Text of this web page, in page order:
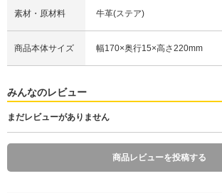
素材・原材料 牛革(ステア)
商品本体サイズ 幅170×奥行15×高さ220mm
みんなのレビュー
まだレビューがありません
商品レビューを投稿する